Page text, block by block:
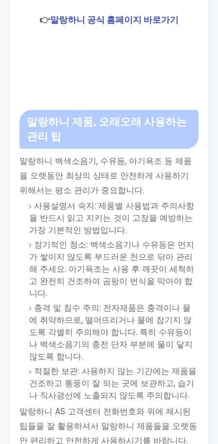
👉말랑하니 공식 홈페이지 바로가기
말랑하니 제품, 오래오래 사용하는
관리 팁
말랑하니 백색소음기, 수유등, 아기욕조 등 제품
을 오랫동안 최상의 상태로 안전하게 사용하기
위해서는 평소 관리가 중요합니다.
사용설명서 숙지: 제품별 사용법과 주의사항
을 반드시 읽고 지키는 것이 고장을 예방하는
가장 기본적인 방법입니다.
정기적인 청소: 백색소음기나 수유등은 먼지
가 쌓이지 않도록 부드러운 천으로 닦아 관리
해 주세요. 아기욕조는 사용 후 깨끗이 세척하
고 완전히 건조하여 곰팡이 번식을 막아야 합
니다.
충격 및 침수 주의: 전자제품은 충격이나 물
에 취약하므로, 떨어뜨리거나 물에 잠기지 않
도록 각별히 주의해야 합니다. 특히 수유등이
나 백색소음기의 충전 단자 부분에 물이 닿지
않도록 합니다.
적절한 보관: 사용하지 않는 기간에는 제품을
건조하고 통풍이 잘 되는 곳에 보관하고, 습기
나 직사광선에 노출되지 않도록 주의합니다.
말랑하니 AS 고객센터 전화번호와 위에 제시된
팁들을 잘 활용하셔서 말랑하니 제품들을 오랫동
안 편리하고 안전하게 사용하시기를 바랍니다.